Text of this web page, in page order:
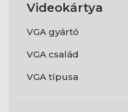
Videokártya
VGA gyártó
VGA család
VGA típusa